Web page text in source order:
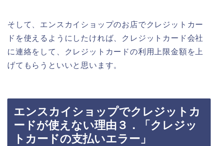
そして、エンスカイショップのお店でクレジットカー
ドを使えるようにしたければ、クレジットカード会社
に連絡をして、クレジットカードの利用上限金額を上
げてもらうといいと思います。
エンスカイショップでクレジットカ
ードが使えない理由３．「クレジッ
トカードの支払いエラー」